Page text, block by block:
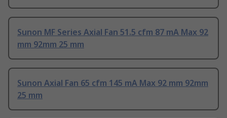
Sunon MF Series Axial Fan 51.5 cfm 87 mA Max 92
mm 92mm 25 mm
Sunon Axial Fan 65 cfm 145 mA Max 92 mm 92mm
25 mm